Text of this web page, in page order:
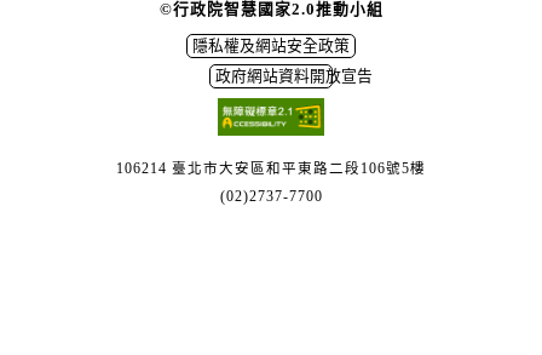
©行政院智慧國家2.0推動小組
隱私權及網站安全政策
政府網站資料開放宣告
106214 臺北市大安區和平東路二段106號5樓
(02)2737-7700